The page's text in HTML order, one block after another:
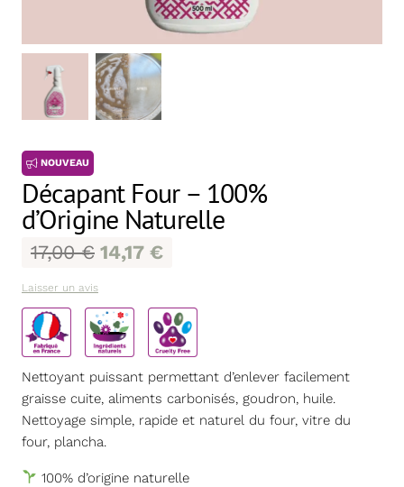
NOUVEAU
Décapant Four – 100%
d’Origine Naturelle
17,00€ 14,17 €
Laisser un avis
Nettoyant puissant permettant d’enlever facilement
graisse cuite, aliments carbonisés, goudron, huile.
Nettoyage simple, rapide et naturel du four, vitre du
four, plancha.
100% d’origine naturelle